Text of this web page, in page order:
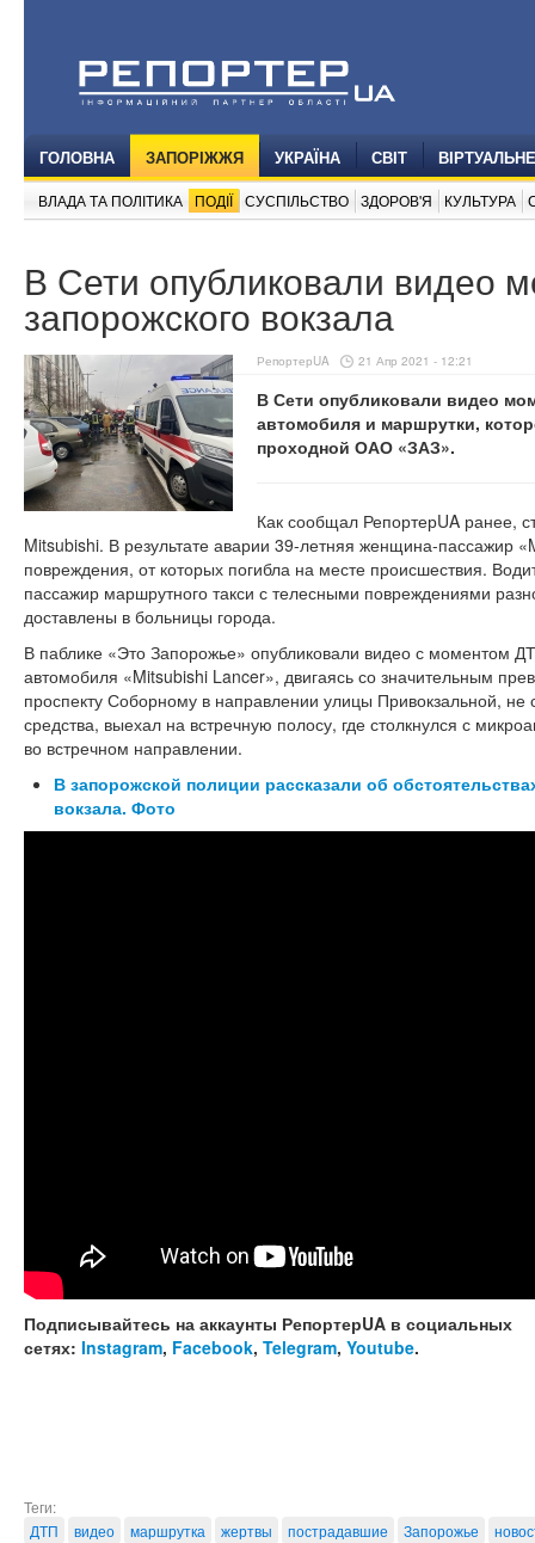
ГОЛОВНА ЗАПОРІЖЖЯ УКРАЇНА СВІТ
ВЛАДА ТА ПОЛІТИКА ПОДІЇ СУСПІЛЬСТВО ЗДОРОВ'Я КУЛЬТУРА
В Сети опубликовали видео
запорожского вокзала
РепортерUA 21 Апр 2021 - 12:21
В Сети опубликовали видео
автомобиля и маршрутки,
проходной ОАО «ЗАЗ».
Как сообщал РепортерUA ранее,
Mitsubishi. В результате аварии 39-летняя женщина-пассажир
повреждения, от которых погибла на месте происшествия.
пассажир маршрутного такси с телесными повреждениями
доставлены в больницы города.
В паблике «Это Запорожье» опубликовали видео с моментом
автомобиля «Mitsubishi Lancer», двигаясь со значительным
проспекту Соборному в направлении улицы Привокзальной, не
средства, выехал на встречную полосу, где столкнулся с
во встречном направлении.
В запорожской полиции рассказали об
вокзала. Фото
Подписывайтесь на аккаунты РепортерUA в социальных
сетях: Instagram, Facebook, Telegram, Youtube.
Теги:
ДТП
видео маршрутка жертвы пострадавшие Запорожье